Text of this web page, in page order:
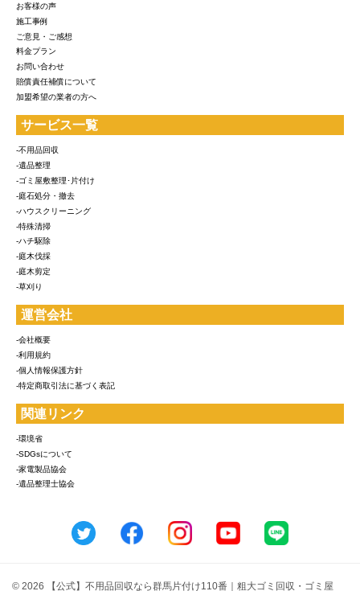
お客様の声
施工事例
ご意見・ご感想
料金プラン
お問い合わせ
賠償責任補償について
加盟希望の業者の方へ
サービス一覧
-不用品回収
-遺品整理
-ゴミ屋敷整理･片付け
-庭石処分・撤去
-ハウスクリーニング
-特殊清掃
-ハチ駆除
-庭木伐採
-庭木剪定
-草刈り
運営会社
-会社概要
-利用規約
-個人情報保護方針
-特定商取引法に基づく表記
関連リンク
-環境省
-SDGsについて
-家電製品協会
-遺品整理士協会
© 2026 【公式】不用品回収なら群馬片付け110番｜粗大ゴミ回収・ゴミ屋